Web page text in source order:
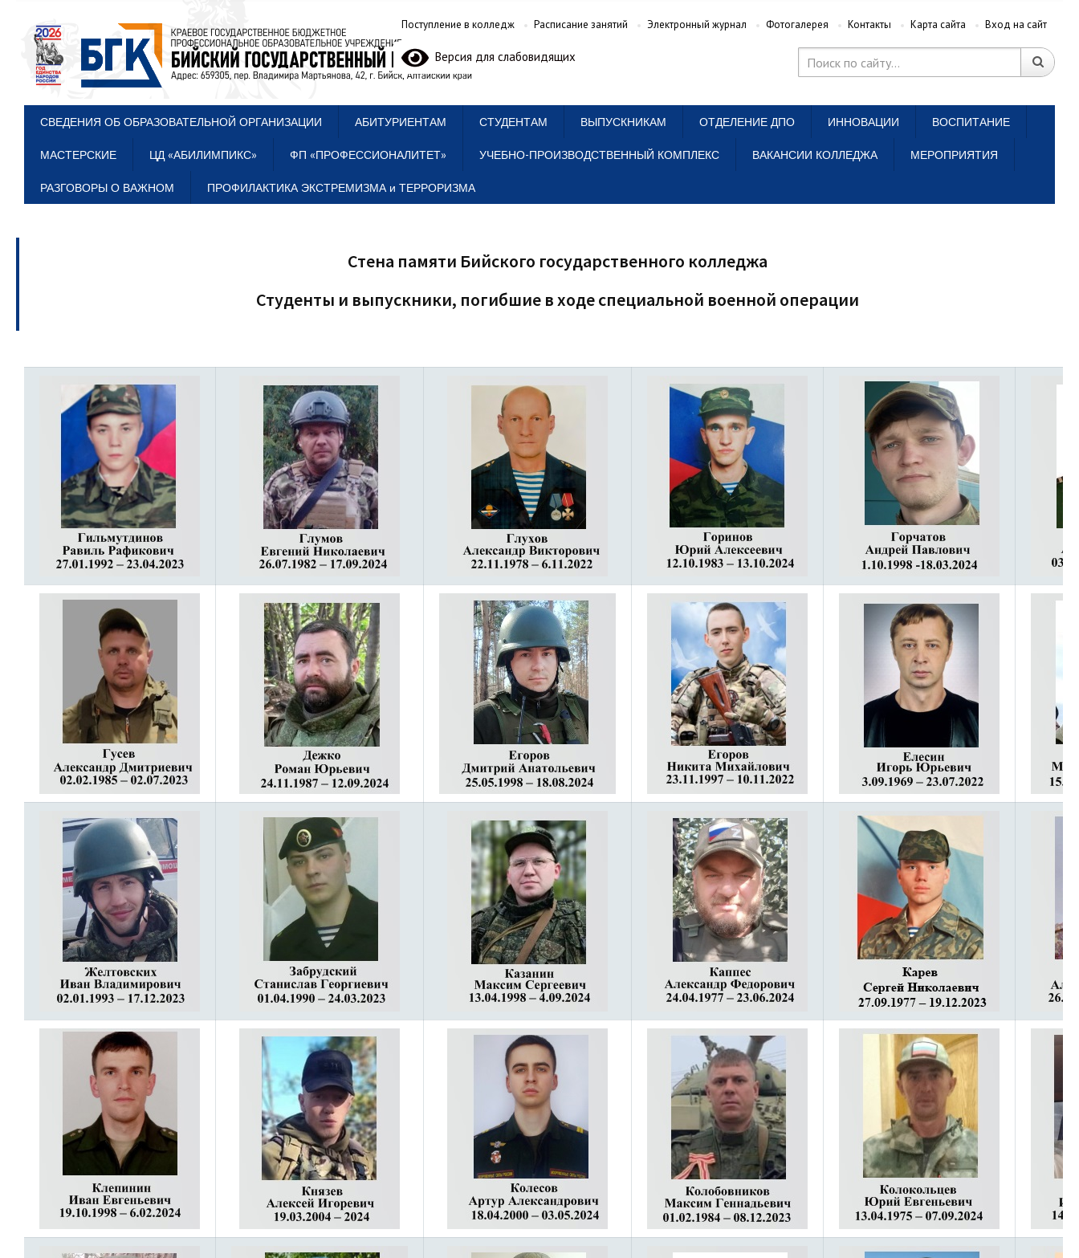
Поступление в колледж Расписание занятий Электронный журнал Фотогалерея Контакты Карта сайта Вход на сайт
Версия для слабовидящих
СВЕДЕНИЯ ОБ ОБРАЗОВАТЕЛЬНОЙ ОРГАНИЗАЦИИ АБИТУРИЕНТАМ СТУДЕНТАМ ВЫПУСКНИКАМ ОТДЕЛЕНИЕ ДПО ИННОВАЦИИ ВОСПИТАНИЕ
МАСТЕРСКИЕ ЦД «АБИЛИМПИКС» ФП «ПРОФЕССИОНАЛИТЕТ» УЧЕБНО-ПРОИЗВОДСТВЕННЫЙ КОМПЛЕКС ВАКАНСИИ КОЛЛЕДЖА МЕРОПРИЯТИЯ
РАЗГОВОРЫ О ВАЖНОМ ПРОФИЛАКТИКА ЭКСТРЕМИЗМА и ТЕРРОРИЗМА
Стена памяти Бийского государственного колледжа
Студенты и выпускники, погибшие в ходе специальной военной операции